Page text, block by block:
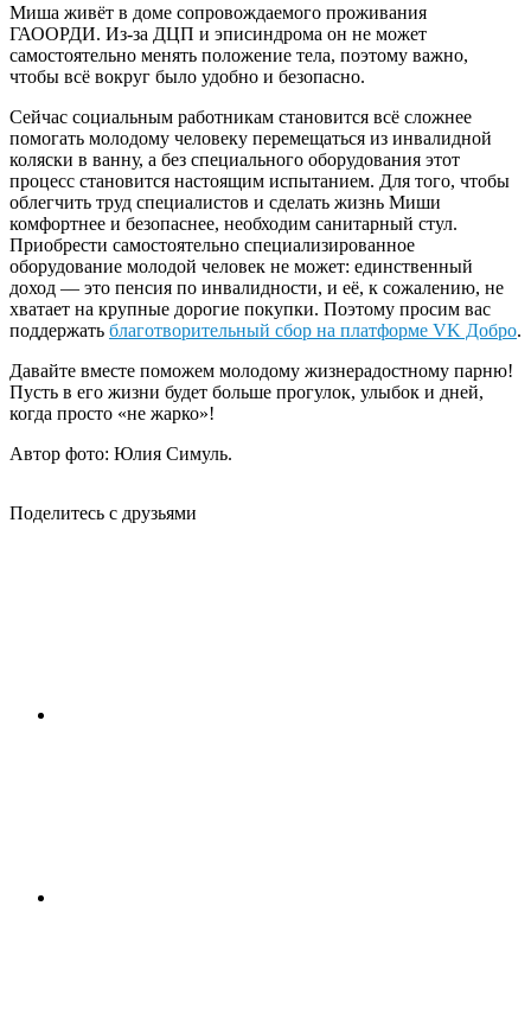
Миша живёт в доме сопровождаемого проживания
ГАООРДИ. Из-за ДЦП и эписиндрома он не может
самостоятельно менять положение тела, поэтому важно,
чтобы всё вокруг было удобно и безопасно.
Сейчас социальным работникам становится всё сложнее
помогать молодому человеку перемещаться из инвалидной
коляски в ванну, а без специального оборудования этот
процесс становится настоящим испытанием. Для того, чтобы
облегчить труд специалистов и сделать жизнь Миши
комфортнее и безопаснее, необходим санитарный стул.
Приобрести самостоятельно специализированное
оборудование молодой человек не может: единственный
доход — это пенсия по инвалидности, и её, к сожалению, не
хватает на крупные дорогие покупки. Поэтому просим вас
поддержать благотворительный сбор на платформе VK Добро.
Давайте вместе поможем молодому жизнерадостному парню!
Пусть в его жизни будет больше прогулок, улыбок и дней,
когда просто «не жарко»!
Автор фото: Юлия Симуль.
Поделитесь с друзьями